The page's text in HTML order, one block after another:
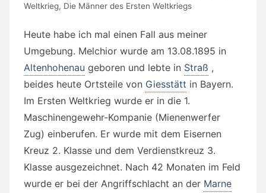
Weltkrieg, Die Männer des Ersten Weltkriegs
Heute habe ich mal einen Fall aus meiner
Umgebung. Melchior wurde am 13.08.1895 in
Altenhohenau geboren und lebte in Straß ,
beides heute Ortsteile von Giesstätt in Bayern.
Im Ersten Weltkrieg wurde er in die 1.
Maschinengewehr-Kompanie (Mienenwerfer
Zug) einberufen. Er wurde mit dem Eisernen
Kreuz 2. Klasse und dem Verdienstkreuz 3.
Klasse ausgezeichnet. Nach 42 Monaten im Feld
wurde er bei der Angriffschlacht an der Marne